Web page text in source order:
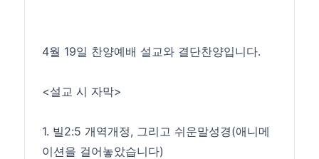
4월 19일 찬양예배 설교와 결단찬양입니다.
<설교 시 자막>
1. 빌2:5 개역개정, 그리고 쉬운말성경(애니메
이션을 걸어놓았습니다)